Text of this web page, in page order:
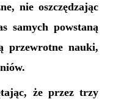
nie oszczędzając
samych powstaną
przewrotne nauki,
że przez trzy